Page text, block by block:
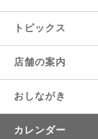
トピックス
店舗の案内
おしながき
カレンダー